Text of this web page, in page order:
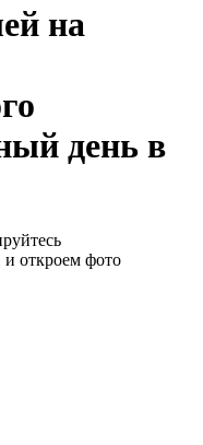
на
день в
откроем фото